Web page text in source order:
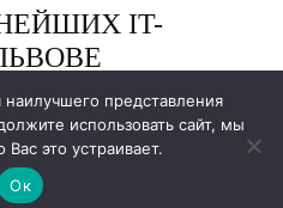
представления
использовать сайт, мы
Вас это устраивает.
Ок